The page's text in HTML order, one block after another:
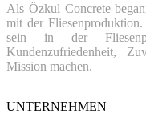
Als Özkul Concrete
mit der
sein in der
Kundenzufriedenheit,
Mission machen.
UNTERNEHMEN